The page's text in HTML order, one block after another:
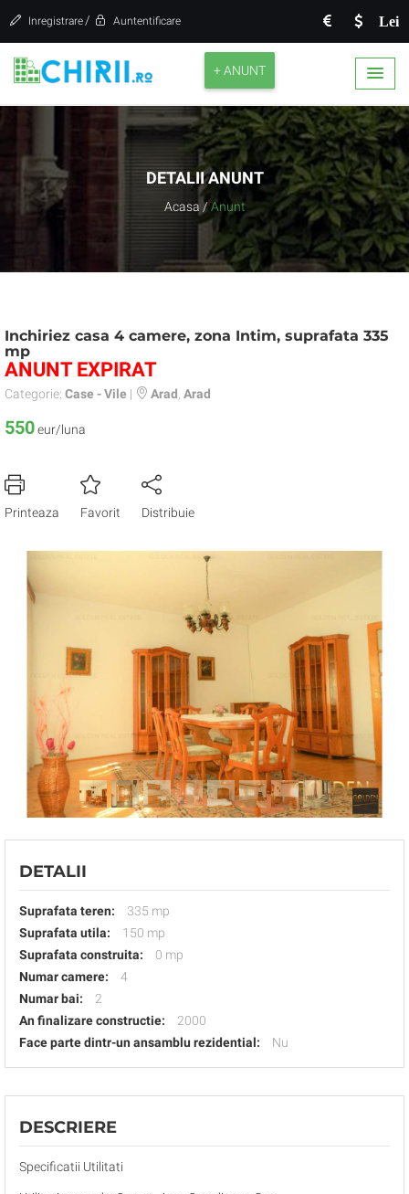
Lei
Inregistrare / Auntentificare
+ ANUNT
DETALII ANUNT
Acasa / Anunt
Inchiriez casa 4 camere, zona Intim, suprafata 335
mp
ANUNT EXPIRAT
Categorie: Case - Vile | Arad Arad
550eur/luna
Printeaza Favorit Distribuie
DETALII
Suprafata teren:
335 mp
Suprafata utila:
150 mp
Suprafata construita:
0 mp
Numar camere:
4
Numar bai:
2
An finalizare constructie:
2000
Face parte dintr-un ansamblu rezidential:
Nu
DESCRIERE
Specificatii Utilitati